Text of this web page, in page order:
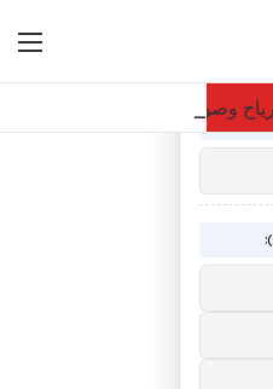
وصواعق رعدية على الباحة